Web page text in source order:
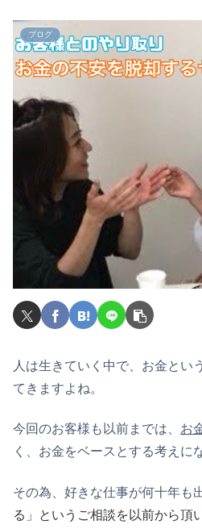
ブログ
人は生きていく中で、お金とい
てきますよね。
今回のお客様も以前までは、 お
く、お金をベースとする考えに
その為、好きな仕事が何十年も
る」というご相談を以前から頂